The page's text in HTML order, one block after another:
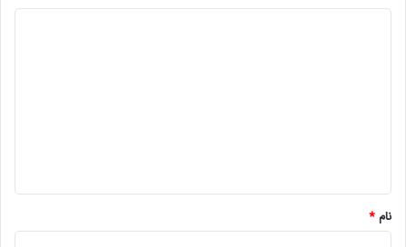
نام*